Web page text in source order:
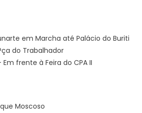
em Marcha até Palácio do Buriti
do Trabalhador
frente à Feira do CPA II
Moscoso